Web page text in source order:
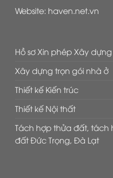
Website: haven.net.vn
Hồ sơ Xin phép Xây dựng
Xây dựng trọn gói nhà ở
Thiết kế Kiến trúc
Thiết kế Nội thất
Tách hợp thửa đất, tách
đất Đức Trọng, Đà Lạt